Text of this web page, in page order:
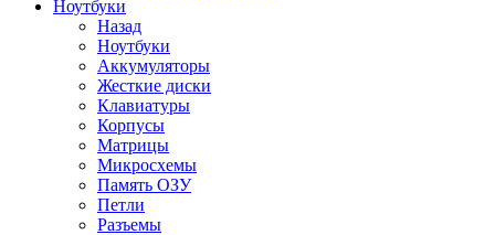
Ноутбуки
Назад
Ноутбуки
Аккумуляторы
Жесткие диски
Клавиатуры
Корпусы
Матрицы
Микросхемы
Память ОЗУ
Петли
Разъемы